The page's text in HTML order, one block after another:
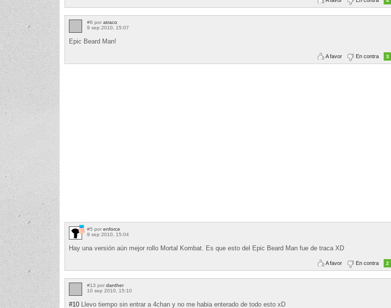
#6 por atraco
9 sep 2010, 15:07
Epic Beard Man!
A favor En contra 3
#5 por enforce
9 sep 2010, 15:04
Hay una versión aún mejor rollo Mortal Kombat. Es que esto del Epic Beard Man fue de traca XD
A favor En contra 2
#13 por danther
10 sep 2010, 15:10
#10 Llevo tiempo sin entrar a 4chan y no me habia enterado de todo esto xD